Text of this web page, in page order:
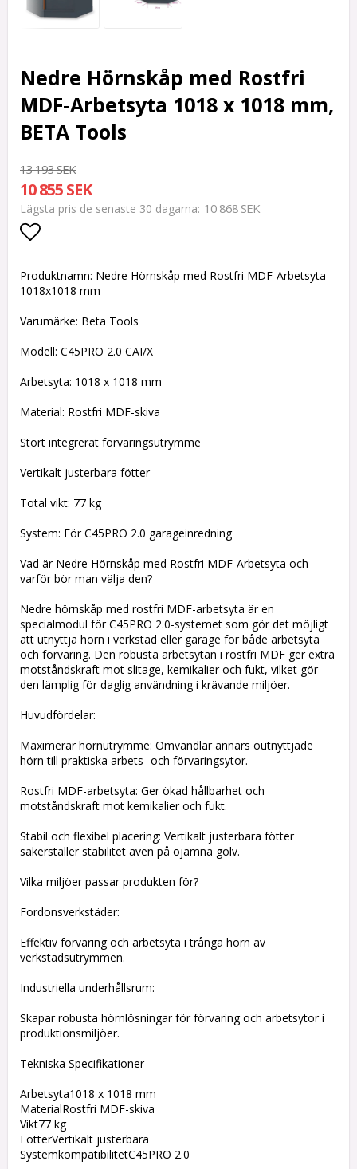
Nedre Hörnskåp med Rostfri
MDF-Arbetsyta 1018 x 1018 mm,
BETA Tools
13 193 SEK
10 855 SEK
Lägsta pris de senaste 30 dagarna 10 868 SEK
Lägg till i favoritlistan
Produktnamn: Nedre Hörnskåp med Rostfri MDF-Arbetsyta
1018x1018 mm
Varumärke: Beta Tools
Modell: C45PRO 2.0 CAI/X
Arbetsyta: 1018 x 1018 mm
Material: Rostfri MDF-skiva
Stort integrerat förvaringsutrymme
Vertikalt justerbara fötter
Total vikt: 77 kg
System: För C45PRO 2.0 garageinredning
Vad är Nedre Hörnskåp med Rostfri MDF-Arbetsyta och
varför bör man välja den?
Nedre hörnskåp med rostfri MDF-arbetsyta är en
specialmodul för C45PRO 2.0-systemet som gör det möjligt
att utnyttja hörn i verkstad eller garage för både arbetsyta
och förvaring. Den robusta arbetsytan i rostfri MDF ger extra
motståndskraft mot slitage, kemikalier och fukt, vilket gör
den lämplig för daglig användning i krävande miljöer.
Huvudfördelar:
Maximerar hörnutrymme: Omvandlar annars outnyttjade
hörn till praktiska arbets- och förvaringsytor.
Rostfri MDF-arbetsyta: Ger ökad hållbarhet och
motståndskraft mot kemikalier och fukt.
Stabil och flexibel placering: Vertikalt justerbara fötter
säkerställer stabilitet även på ojämna golv.
Vilka miljöer passar produkten för?
Fordonsverkstäder:
Effektiv förvaring och arbetsyta i trånga hörn av
verkstadsutrymmen.
Industriella underhållsrum:
Skapar robusta hörnlösningar för förvaring och arbetsytor i
produktionsmiljöer.
Tekniska Specifikationer
Arbetsyta1018 x 1018 mm
MaterialRostfri MDF-skiva
Vikt77 kg
FötterVertikalt justerbara
SystemkompatibilitetC45PRO 2.0